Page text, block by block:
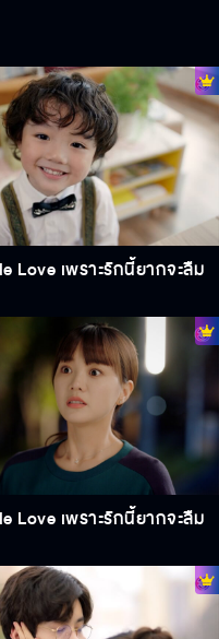
Love เพราะรักนี้ยากจะลืม
Love เพราะรักนี้ยากจะลืม